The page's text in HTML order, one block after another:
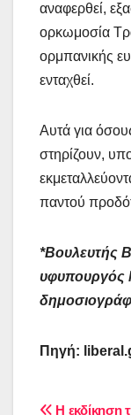
αναφερθεί,
ορκωμοσία
ορμπανικής
ενταχθεί.
Αυτά για
στηρίζουν,
παντού
*Βουλευτής
υφυπουργός
Πηγή:
Η εκδίκηση